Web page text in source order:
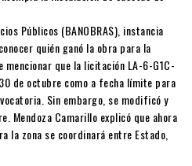
Públicos (BANOBRAS), instancia
quién ganó la obra para la
que la licitación LA-6-G1C-
de octubre como a fecha límite para
Sin embargo, se modificó y
Mendoza Camarillo explicó que ahora
la zona se coordinará entre Estado,